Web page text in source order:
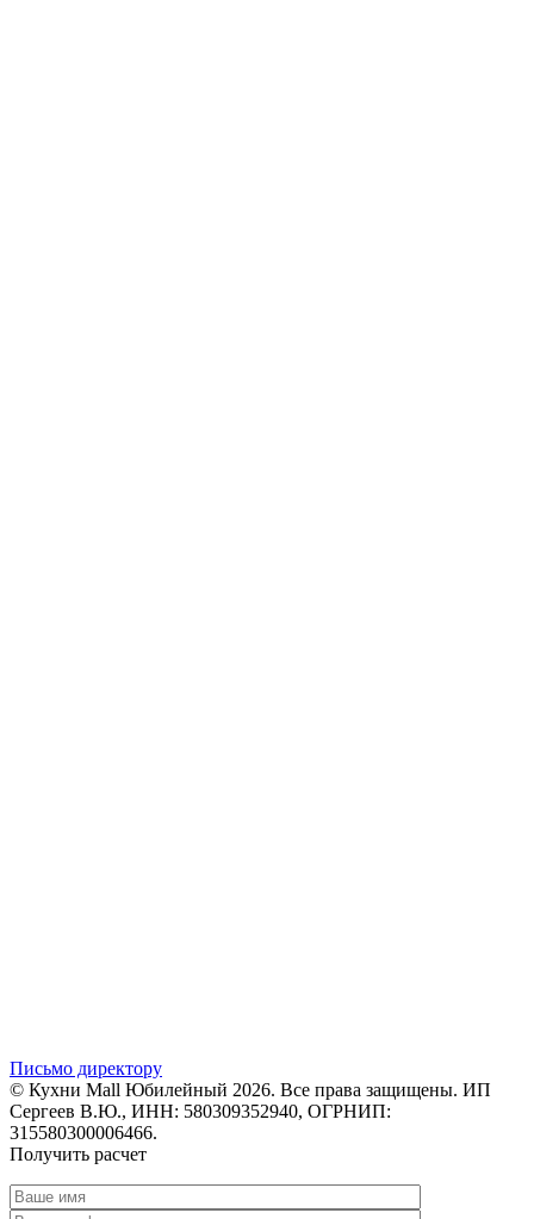
Письмо директору
© Кухни Mall Юбилейный 2026. Все права защищены. ИП
Сергеев В.Ю., ИНН: 580309352940, ОГРНИП:
315580300006466.
Получить расчет